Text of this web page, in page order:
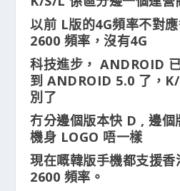
以前 L版的4G頻率不對
2600 頻率，沒有4G
科技進步， ANDROID
到 ANDROID 5.0 了，
別了
冇分邊個版本快 D , 邊
機身 LOGO 唔一樣
現在嘅韓版手機都支援香
2600 頻率。